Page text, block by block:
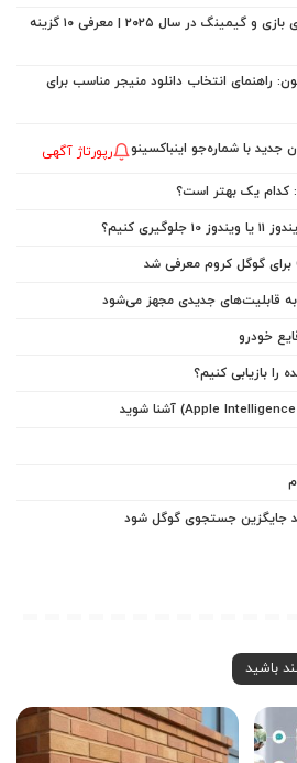
مناسب‌ترین کارت گرافیک برای بازی و گیمینگ در سال ۲۰۲۵ | معرفی ۱۰ گزینه
راهنمای انتخاب دانلود منیجر مناسب برای
جدید با شماره‌جو اینباکسینو رپورتاژ آگهی
کنیم؟
قابلیت‌های جدیدی مجهز می‌شود
خودرو
بازیابی کنیم؟
جایگزین جستجوی گوگل شود
باشید